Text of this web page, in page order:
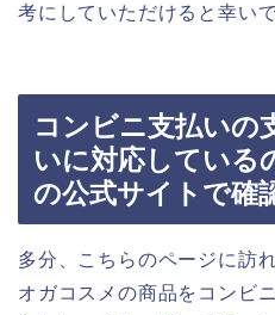
考にしていただけると幸いで
コンビニ支払いの
いに対応している
の公式サイトで確
多分、こちらのページに訪
オガコスメの商品をコンビ